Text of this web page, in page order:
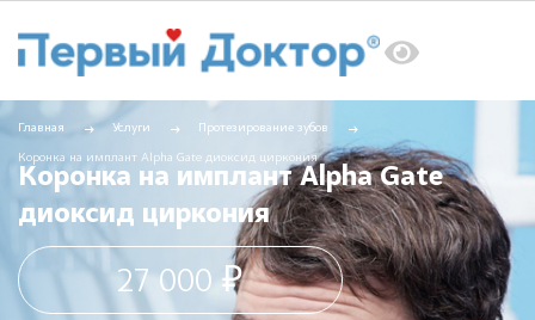
Главная Услуги Протезирование зубов
Коронка на имплант Alpha Gate диоксид циркония
Коронка на имплант Alpha Gate
диоксид циркония
27 000 ₽